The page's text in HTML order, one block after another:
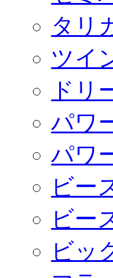
タリ
ツイ
ドリ
パワ
パワ
ビー
ビー
ビッ